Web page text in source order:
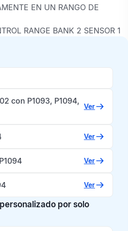
EN UN RANGO DE
RANGE BANK 2 SENSOR 1
con P1093, P1094,
Ver
Ver
Ver
Ver
por solo